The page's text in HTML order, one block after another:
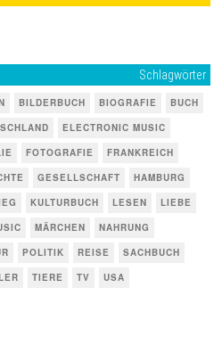
Schlagwörter
BILDERBUCH BIOGRAFIE
BUCH
ELECTRONIC MUSIC
FOTOGRAFIE
FRANKREICH
GESELLSCHAFT
HAMBURG
KULTURBUCH LESEN
LIEBE
MÄRCHEN
NAHRUNG
POLITIK REISE
SACHBUCH
TIERE TV
USA